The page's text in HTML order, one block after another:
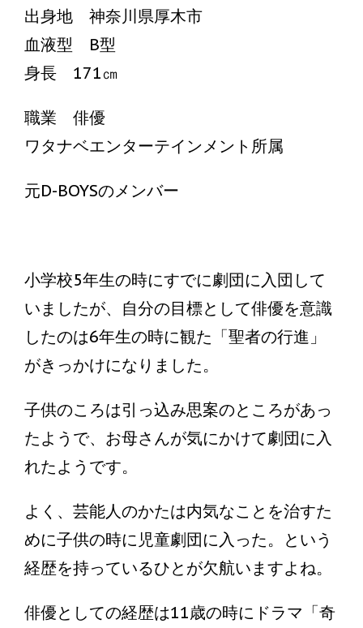
出身地 神奈川県厚木市
血液型 B型
身長 171㎝
職業 俳優
ワタナベエンターテインメント所属
元D-BOYSのメンバー
小学校5年生の時にすでに劇団に入団して
いましたが、自分の目標として俳優を意識
したのは6年生の時に観た「聖者の行進」
がきっかけになりました。
子供のころは引っ込み思案のところがあっ
たようで、お母さんが気にかけて劇団に入
れたようです。
よく、芸能人のかたは内気なことを治すた
めに子供の時に児童劇団に入った。という
経歴を持っているひとが欠航いますよね。
俳優としての経歴は11歳の時にドラマ「奇